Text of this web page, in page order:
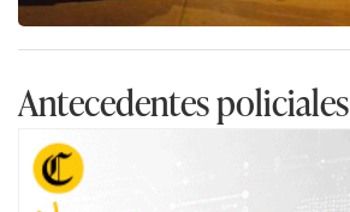
Antecedentes policiales